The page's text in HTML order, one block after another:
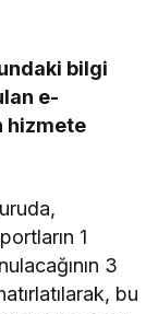
bilgi
e-
hizmete
1
3
bu